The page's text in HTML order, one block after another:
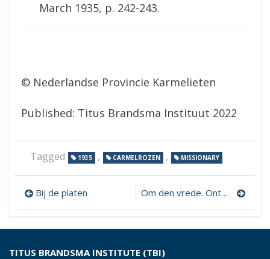
March 1935, p. 242-243.
© Nederlandse Provincie Karmelieten
Published: Titus Brandsma Instituut 2022
Tagged 1935 , CARMELROZEN , MISSIONARY
Post
navigation
Bij de platen Om den vrede. Ontwikkelingswerk in het Rectoraat Brakkenstein
TITUS BRANDSMA INSTITUTE (TBI)